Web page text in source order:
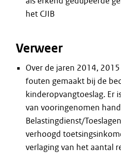
het CJIB
Verweer
Over de jaren 2014,
fouten gemaakt bij de
kinderopvangtoeslag. Er
van vooringenomen
Belastingdienst/
verhoogd
verlaging van het aantal